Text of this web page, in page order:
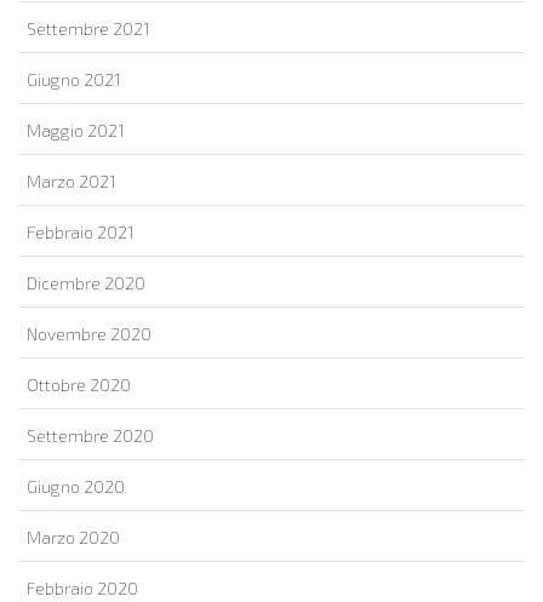
Settembre 2021
Giugno 2021
Maggio 2021
Marzo 2021
Febbraio 2021
Dicembre 2020
Novembre 2020
Ottobre 2020
Settembre 2020
Giugno 2020
Marzo 2020
Febbraio 2020